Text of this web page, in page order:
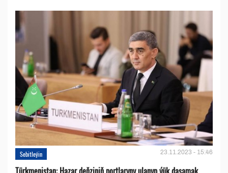
Sebitleýin 23.11.2023 - 15:46